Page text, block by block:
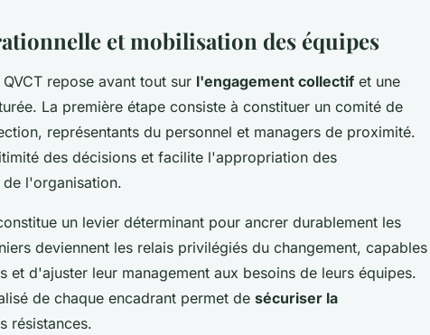
et mobilisation des équipes
repose avant tout sur l'engagement collectif et une
La première étape consiste à constituer un comité de
représentants du personnel et managers de proximité.
des décisions et facilite l'appropriation des
l'organisation.
un levier déterminant pour ancrer durablement les
deviennent les relais privilégiés du changement, capables
et d'ajuster leur management aux besoins de leurs équipes.
de chaque encadrant permet de sécuriser la
résistances.